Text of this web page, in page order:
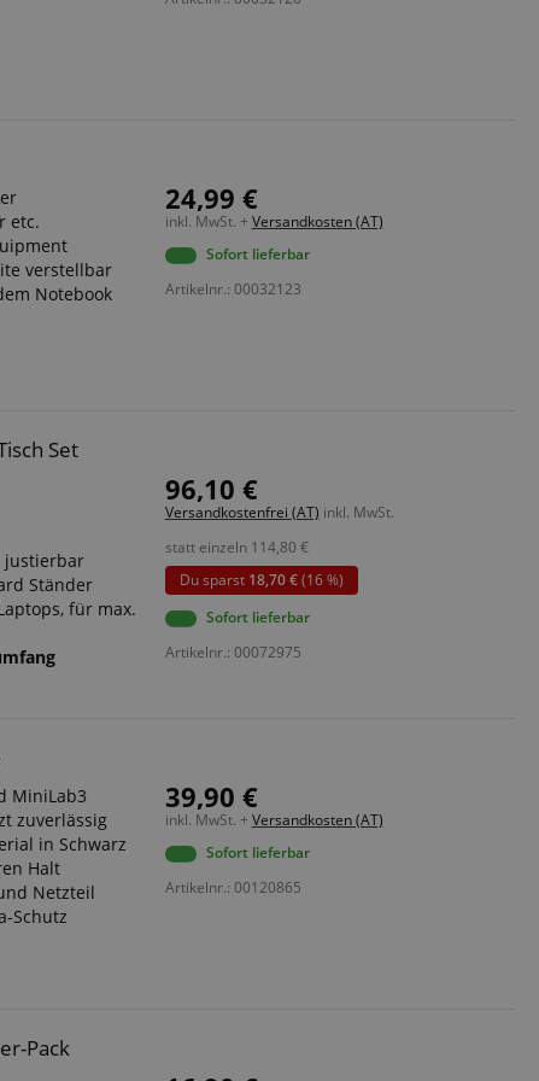
etc.
verstellbar
Notebook
24,99 €
inkl. MwSt. + Versandkosten (AT)
Sofort lieferbar
Artikelnr.: 00032123
Set
justierbar
Ständer
für max.
96,10 €
Versandkostenfrei (AT) inkl. MwSt.
statt einzeln 114,80 €
Du sparst 18,70 €(16 %)
Sofort lieferbar
Artikelnr.: 00072975
MiniLab3
zuverlässig
in Schwarz
Halt
Netzteil
Schutz
39,90 €
inkl. MwSt. + Versandkosten (AT)
Sofort lieferbar
Artikelnr.: 00120865
Pack